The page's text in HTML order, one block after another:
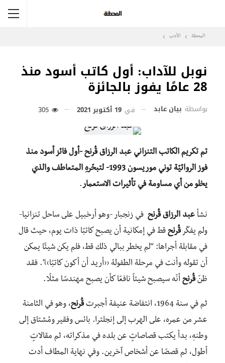
المحطة الأدب
نوبل للآداب: أول كاتب أسود منذ
28 عامًا يفوز بالجائزة
بواسطة بيان عابد في 19 أكتوبر 2021
تم تكريم الكاتب التنزاني عبد الرزاق قُرنح -أول فائز أسود منذ
فوز الروائيّة توني موريسون 1993- لتبحّرهِ المتعاطف والذي
يخلو من أي مساومة في تأثيرات الاستعمار.
نشأ عبد الرزاق قُرنح في زنجبار -وهو أرخبيل على ساحل تنزانيا-
ولم يفكّرقُرنح قط في إمكانية أن يصبح كاتبًا ذات يوم، حيث قال
في مقابلة أجراها: “لم يخطر ببالي ذلك قط، فلم يكن شيئًا يمكن
أن تقوله وأنت في مرحلة الطفولة ‹‹أريد أن أكون كاتبًا››”. فقد
ظنّقُرنح أنّه سيصبح شيئاً نافعًا كأن يصبح مهندسًا مثلًا.
ثم في سنة 1964، انتفاضة عنيفة أجبرت قُرنح، وهو في ال‍ثامنة
عشر من عمره، على الهرب إلى إنجلترا. بائس وفقير ومُشتاق إلى
وطنهِ، بدأ يكتب قصاصاتٍ عن بلده في مذكراته، ثم مقالاتٍ
أطول، ثم قصصًا عن أشخاص آخرين. وفي نهاية المطاف أدت